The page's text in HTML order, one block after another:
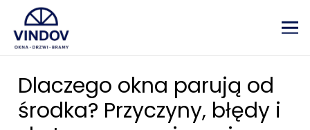
Dlaczego okna parują od
środka? Przyczyny, błędy i